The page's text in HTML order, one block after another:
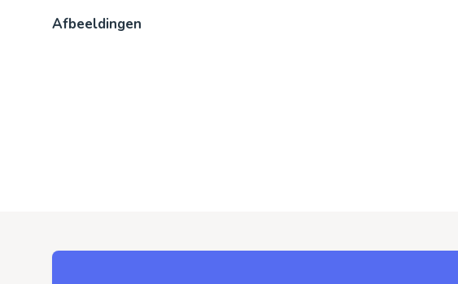
Afbeeldingen